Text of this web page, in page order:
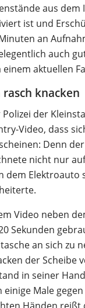
aus
ist und
an
auch
einem aktuellen
knacken
der
Video, dass
Denn
nicht nur
dem
Video neben
Sekunden
an sich zu
der
in seiner
Male